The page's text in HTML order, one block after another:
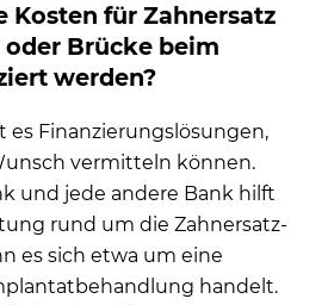
Kosten für Zahnersatz
Brücke beim
werden?
es Finanzierungslösungen,
vermitteln können.
und jede andere Bank hilft
rund um die Zahnersatz-
es sich etwa um eine
handelt.